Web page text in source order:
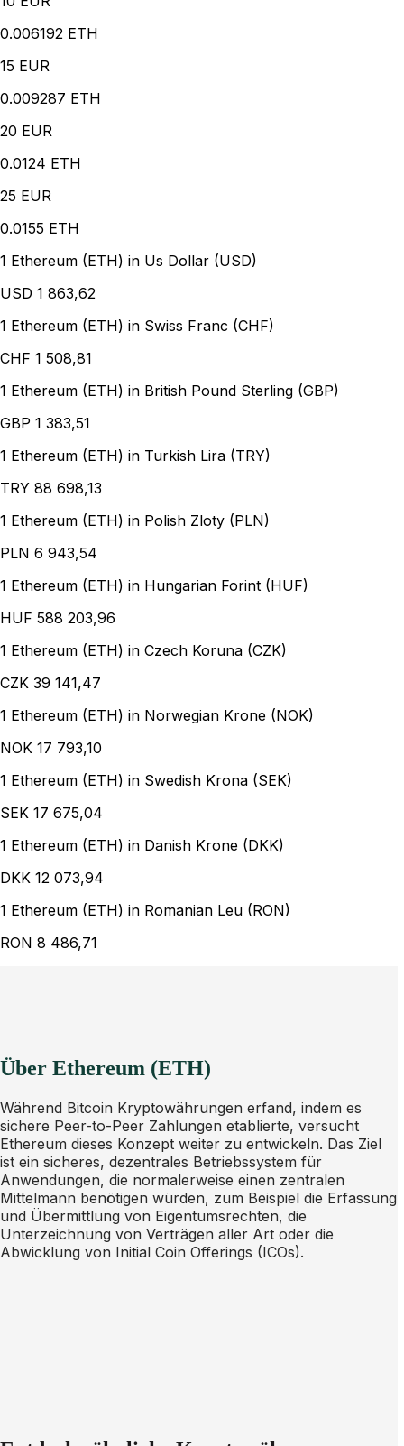
0.006192 ETH
15 EUR
0.009287 ETH
20 EUR
0.0124 ETH
25 EUR
0.0155 ETH
1 Ethereum (ETH) in Us Dollar (USD)
USD 1 863,62
1 Ethereum (ETH) in Swiss Franc (CHF)
CHF 1 508,81
1 Ethereum (ETH) in British Pound Sterling (GBP)
GBP 1 383,51
1 Ethereum (ETH) in Turkish Lira (TRY)
TRY 88 698,13
1 Ethereum (ETH) in Polish Zloty (PLN)
PLN 6 943,54
1 Ethereum (ETH) in Hungarian Forint (HUF)
HUF 588 203,96
1 Ethereum (ETH) in Czech Koruna (CZK)
CZK 39 141,47
1 Ethereum (ETH) in Norwegian Krone (NOK)
NOK 17 793,10
1 Ethereum (ETH) in Swedish Krona (SEK)
SEK 17 675,04
1 Ethereum (ETH) in Danish Krone (DKK)
DKK 12 073,94
1 Ethereum (ETH) in Romanian Leu (RON)
RON 8 486,71
Über Ethereum (ETH)
Während Bitcoin Kryptowährungen erfand, indem es
sichere Peer-to-Peer Zahlungen etablierte, versucht
Ethereum dieses Konzept weiter zu entwickeln. Das Ziel
ist ein sicheres, dezentrales Betriebssystem für
Anwendungen, die normalerweise einen zentralen
Mittelmann benötigen würden, zum Beispiel die Erfassung
und Übermittlung von Eigentumsrechten, die
Unterzeichnung von Verträgen aller Art oder die
Abwicklung von Initial Coin Offerings (ICOs).